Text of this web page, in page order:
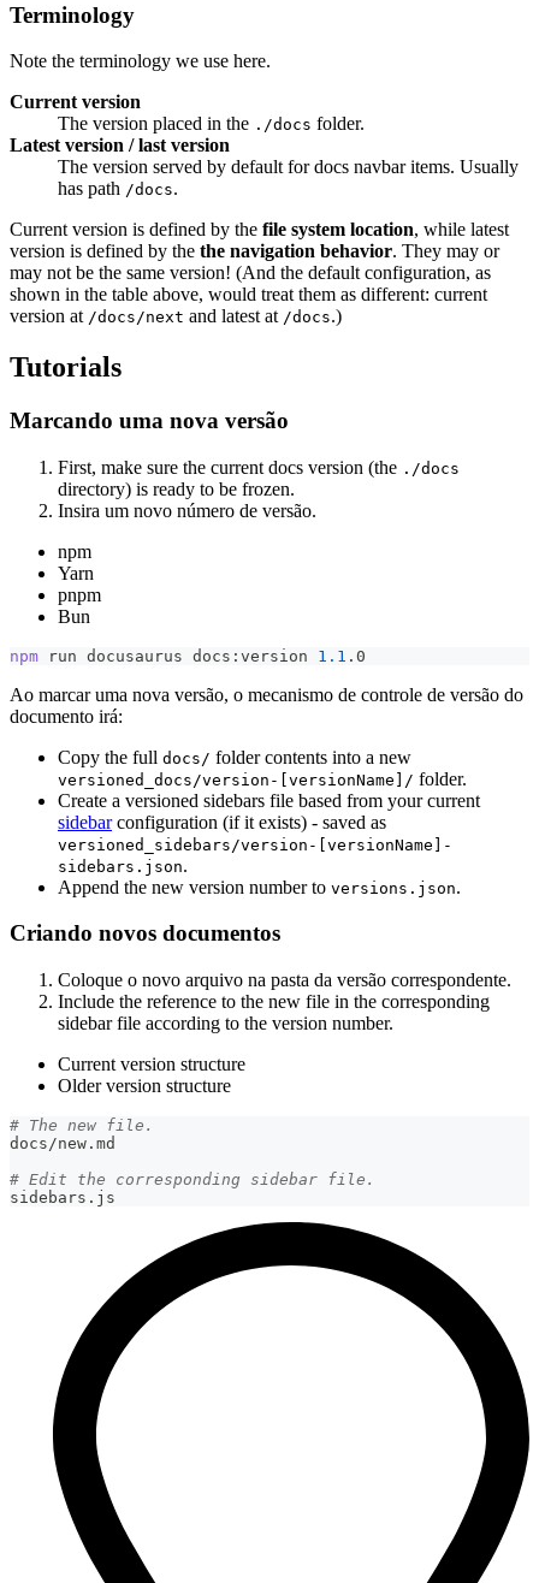
Terminology
Note the terminology we use here.
Current version
The version placed in the ./docs folder.
Latest version / last version
The version served by default for docs navbar items. Usually
has path /docs.
Current version is defined by the file system location, while latest
version is defined by the the navigation behavior. They may or
may not be the same version! (And the default configuration, as
shown in the table above, would treat them as different: current
version at /docs/next and latest at /docs.)
Tutorials
Marcando uma nova versão
First, make sure the current docs version (the ./docs
directory) is ready to be frozen.
Insira um novo número de versão.
npm
Yarn
pnpm
Bun
npm run docusaurus docs:version 1.1 .0
Ao marcar uma nova versão, o mecanismo de controle de versão do
documento irá:
Copy the full docs/ folder contents into a new
versioned_docs/version-[versionName]/ folder.
Create a versioned sidebars file based from your current
sidebarconfiguration (if it exists) - saved as
versioned_sidebars/version-[versionName]-
sidebars.json.
Append the new version number to versions.json.
Criando novos documentos
Coloque o novo arquivo na pasta da versão correspondente.
Include the reference to the new file in the corresponding
sidebar file according to the version number.
Current version structure
Older version structure
# The new file.
docs/new.md
# Edit the corresponding sidebar file.
sidebars.js